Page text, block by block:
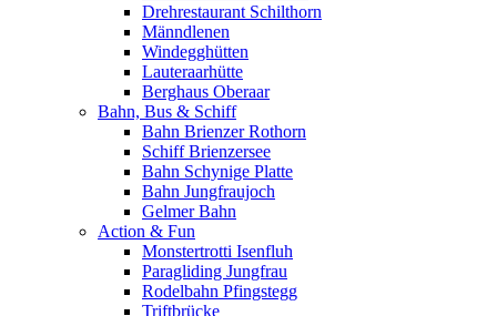
Drehrestaurant Schilthorn
Männdlenen
Windegghütten
Lauteraarhütte
Berghaus Oberaar
Bahn, Bus & Schiff
Bahn Brienzer Rothorn
Schiff Brienzersee
Bahn Schynige Platte
Bahn Jungfraujoch
Gelmer Bahn
Action & Fun
Monstertrotti Isenfluh
Paragliding Jungfrau
Rodelbahn Pfingstegg
Triftbrücke